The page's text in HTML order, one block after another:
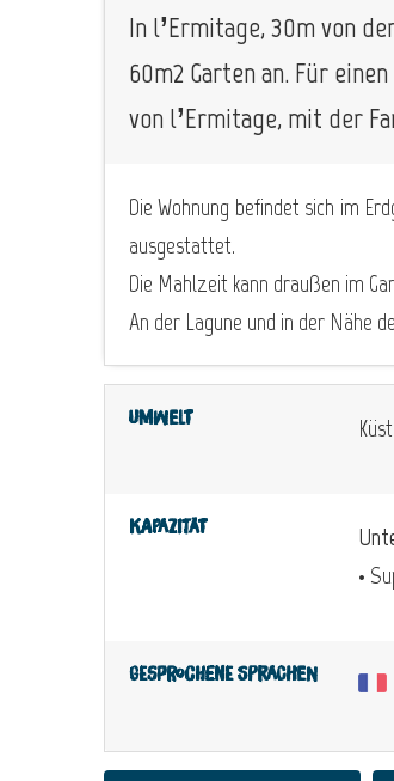
In l’Ermitage, 30m von
60m2 Garten an. Für
von l’Ermitage, mit der
Die Wohnung befindet sich im
ausgestattet.
Die Mahlzeit kann draußen im
An der Lagune und in der Nähe
Umwelt
Kapazität
•
Gesprochene Sprachen